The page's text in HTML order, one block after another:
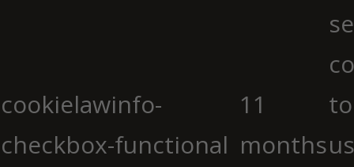
cookielawinfo-
checkbox-functional
11
months